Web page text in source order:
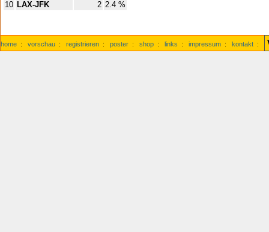
10 LAX-JFK 2 2.4 %
home : vorschau : registrieren : poster : shop : links : impressum : kontakt :